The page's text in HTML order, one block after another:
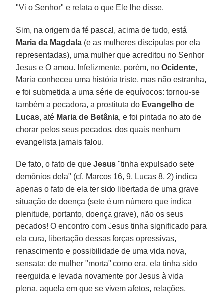
"Vi o Senhor" e relata o que Ele lhe disse.
Sim, na origem da fé pascal, acima de tudo, está
Maria da Magdala (e as mulheres discípulas por ela
representadas), uma mulher que acreditou no Senhor
Jesus e O amou. Infelizmente, porém, noOcidente,
Maria conheceu uma história triste, mas não estranha,
e foi submetida a uma série de equívocos: tornou-se
também a pecadora, a prostituta do Evangelho de
Lucas, até Maria de Betânia, e foi pintada no ato de
chorar pelos seus pecados, dos quais nenhum
evangelista jamais falou.
De fato, o fato de queJesus "tinha expulsado sete
demônios dela" (cf. Marcos 16, 9, Lucas 8, 2) indica
apenas o fato de ela ter sido libertada de uma grave
situação de doença (sete é um número que indica
plenitude, portanto, doença grave), não os seus
pecados! O encontro com Jesus tinha significado para
ela cura, libertação dessas forças opressivas,
renascimento e possibilidade de uma vida nova,
sensata: de mulher "morta" como era, ela tinha sido
reerguida e levada novamente por Jesus à vida
plena, aquela em que se vivem afetos, relações,